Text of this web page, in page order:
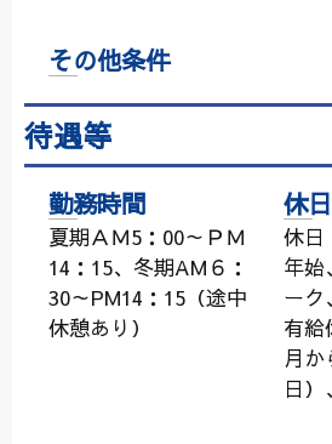
その他条件
待遇等
勤務時間
夏期ＡＭ5：00～ＰＭ
14：15、冬期AM６：
30～PM14：15（途中
休憩あり）
休
休日
年始
ーク
有給
月か
日